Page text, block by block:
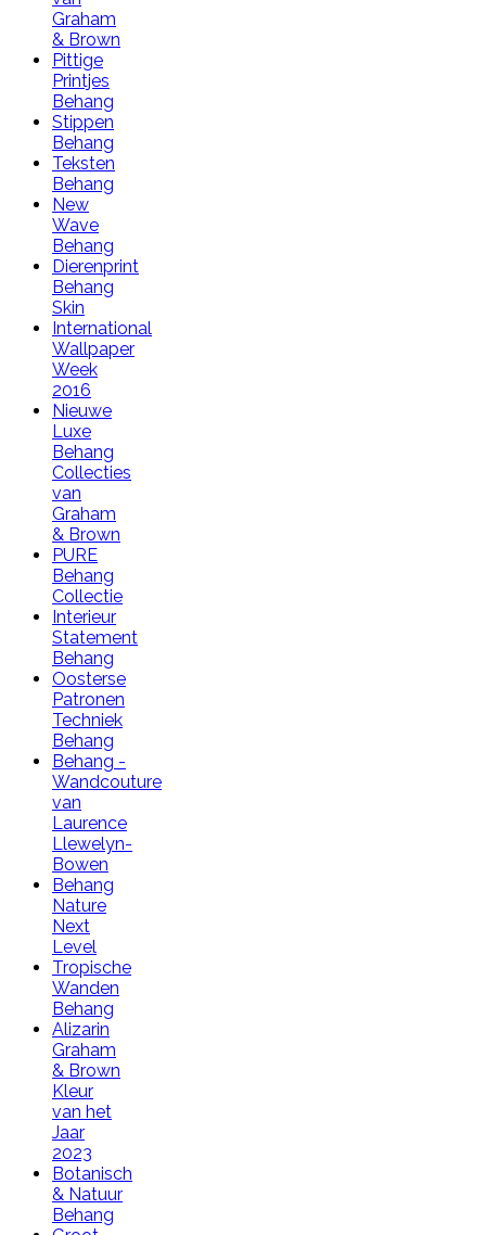
Graham
& Brown
Pittige
Printjes
Behang
Stippen
Behang
Teksten
Behang
New
Wave
Behang
Dierenprint
Behang
Skin
International
Wallpaper
Week
2016
Nieuwe
Luxe
Behang
Collecties
van
Graham
& Brown
PURE
Behang
Collectie
Interieur
Statement
Behang
Oosterse
Patronen
Techniek
Behang
Behang -
Wandcouture
van
Laurence
Llewelyn-
Bowen
Behang
Nature
Next
Level
Tropische
Wanden
Behang
Alizarin
Graham
& Brown
Kleur
van het
Jaar
2023
Botanisch
& Natuur
Behang